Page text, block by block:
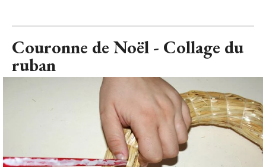
Couronne de Noël - Collage du
ruban